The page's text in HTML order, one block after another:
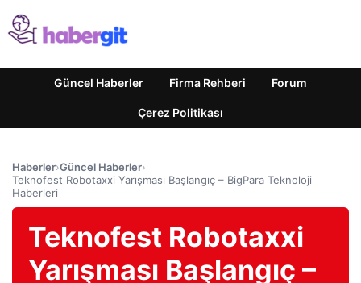
Güncel Haberler Firma Rehberi Forum
Çerez Politikası
Haberler›Güncel Haberler›
Teknofest Robotaxxi Yarışması Başlangıç – BigPara Teknoloji
Haberleri
Teknofest Robotaxxi
Yarışması Başlangıç –